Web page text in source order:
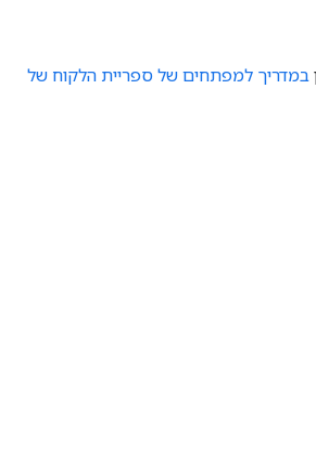
במדריך למפתחים של ספריית הלקוח של